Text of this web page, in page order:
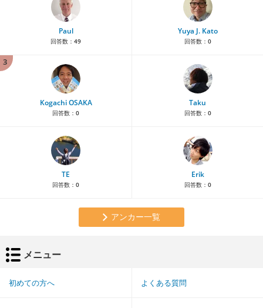
Paul
回答数： 49
Yuya J. Kato
回答数： 0
3
Kogachi OSAKA
回答数： 0
Taku
回答数： 0
TE
回答数： 0
Erik
回答数： 0
アンカー一覧
メニュー
初めての方へ よくある質問